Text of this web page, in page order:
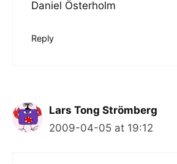
Daniel Österholm
Reply
Lars Tong Strömberg
2009-04-05 at 19:12